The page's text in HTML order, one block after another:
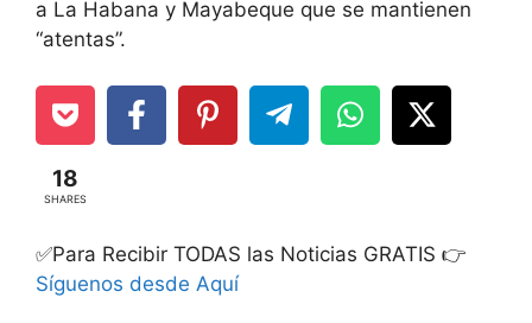
a La Habana y Mayabeque que se mantienen
“atentas”.
18
SHARES
✅Para Recibir TODAS las Noticias GRATIS 👉
Síguenos desde Aquí